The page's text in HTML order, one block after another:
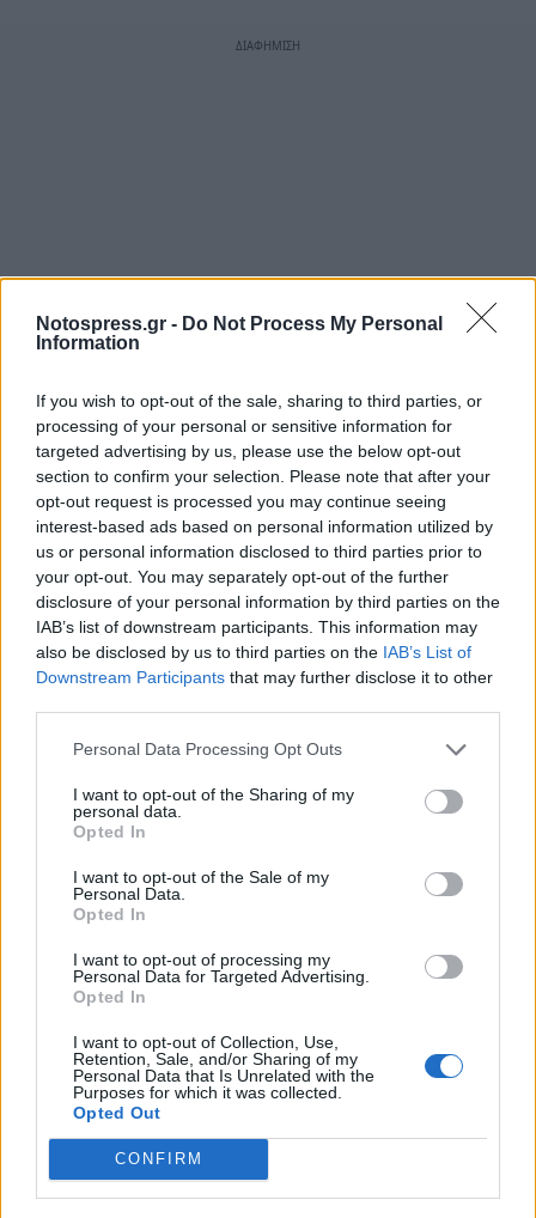
Notospress.gr - Do Not Process My Personal
Information
If you wish to opt-out of the sale, sharing to third parties, or
processing of your personal or sensitive information for
targeted advertising by us, please use the below opt-out
section to confirm your selection. Please note that after your
opt-out request is processed you may continue seeing
interest-based ads based on personal information utilized by
us or personal information disclosed to third parties prior to
your opt-out. You may separately opt-out of the further
disclosure of your personal information by third parties on the
IAB’s list of downstream participants. This information may
also be disclosed by us to third parties on the IAB’s List of
Downstream Participants that may further disclose it to other
Personal Data Processing Opt Outs
I want to opt-out of the Sharing of my
personal data.
Opted In
I want to opt-out of the Sale of my
Personal Data.
Opted In
I want to opt-out of processing my
Personal Data for Targeted Advertising.
Opted In
I want to opt-out of Collection, Use,
Retention, Sale, and/or Sharing of my
Personal Data that Is Unrelated with the
Purposes for which it was collected.
Opted Out
CONFIRM
Σχετικά Άρθρα